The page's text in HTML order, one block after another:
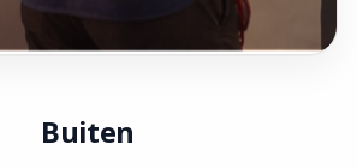
Buiten